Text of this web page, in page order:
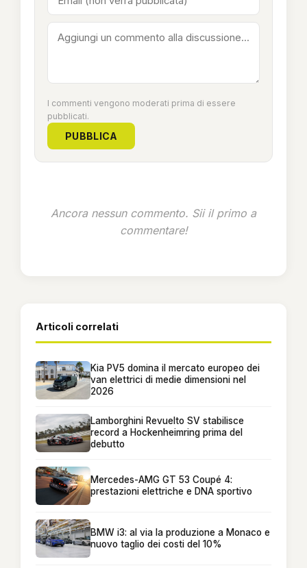
I commenti vengono moderati prima di essere
pubblicati.
PUBBLICA
Ancora nessun commento. Sii il primo a
commentare!
Articoli correlati
Kia PV5 domina il mercato europeo dei
van elettrici di medie dimensioni nel
2026
Lamborghini Revuelto SV stabilisce
record a Hockenheimring prima del
debutto
Mercedes-AMG GT 53 Coupé 4:
prestazioni elettriche e DNA sportivo
BMW i3: al via la produzione a Monaco e
nuovo taglio dei costi del 10%